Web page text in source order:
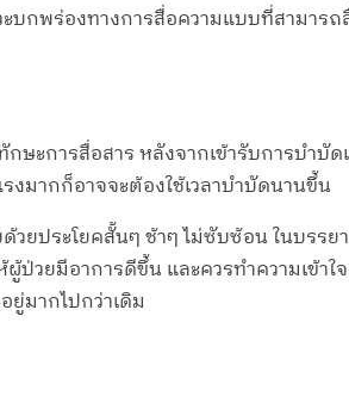
บกพร่องทางการสื่อความแบบที่สามารถ
ษะการสื่อสาร หลังจากเข้ารับการบำบั
มากก็อาจจะต้องใช้เวลาบำบัดนานขึ้น
ยประโยคสั้นๆ ช้าๆ ไม่ซับซ้อน ในบรรย
วยมีอาการดีขึ้น และควรทำความเข้าใ
มากไปกว่าเดิม